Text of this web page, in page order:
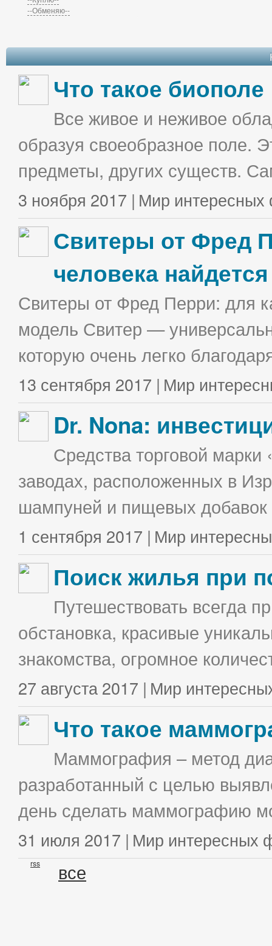
--Обменяю--
Что такое биополе
Все живое и неживое
образуя своеобразное поле.
предметы, других существ.
3 ноября 2017 | Мир интересных
Свитеры от Фред
человека
Свитеры от Фред Перри: для
модель Свитер —
которую очень легко
13 сентября 2017 | Мир
Dr. Nona:
Средства торговой
заводах, расположенных в
шампуней и пищевых
1 сентября 2017 | Мир
Поиск жилья при
Путешествовать всегда
обстановка, красивые
знакомства, огромное
27 августа 2017 | Мир
Что такое
Маммография – метод
разработанный с целью
день сделать маммографию
31 июля 2017 | Мир интересных
rss все